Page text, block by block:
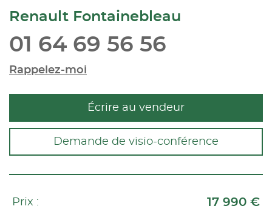
Renault Fontainebleau
01 64 69 56 56
Rappelez-moi
Écrire au vendeur
Demande de visio-conférence
Prix : 17 990 €